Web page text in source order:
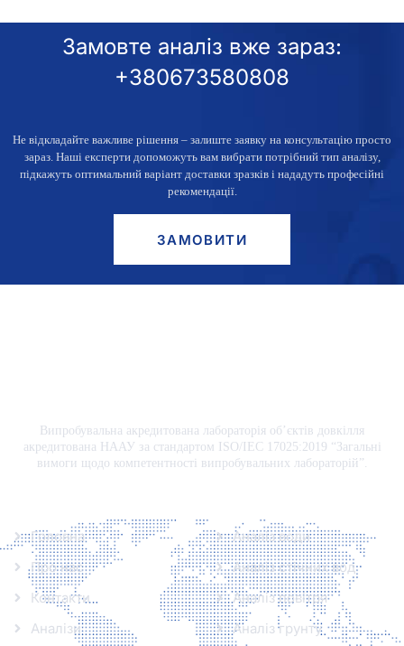
Замовте аналіз вже зараз:
+380673580808
Не відкладайте важливе рішення – залиште заявку на консультацію просто
зараз. Наші експерти допоможуть вам вибрати потрібний тип аналізу,
підкажуть оптимальний варіант доставки зразків і нададуть професійні
рекомендації.
ЗАМОВИТИ
Випробувальна акредитована лабораторія об’єктів довкілля
акредитована НААУ за стандартом ISO/IEC 17025:2019 “Загальні
вимоги щодо компетентності випробувальних лабораторій”.
Головна
Про нас
Контакти
Аналізи
Аналіз води
Аналіз стічних вод
Аналіз повітря
Аналіз грунту